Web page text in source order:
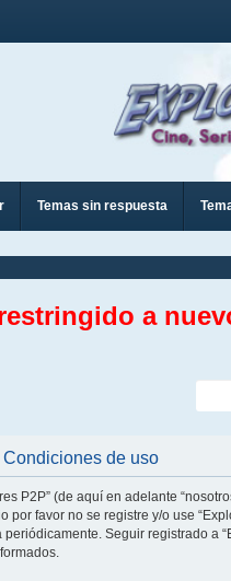
Temas sin respuesta
a
de uso
P2P” (de aquí en adelante
por favor no se registre y/o use
periódicamente. Seguir registrado a